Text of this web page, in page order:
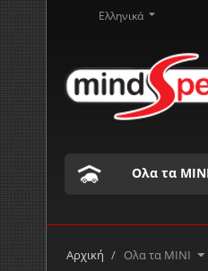
Ελληνικά
Ολα τα
Αρχική / Ολα τα ΜΙΝΙ